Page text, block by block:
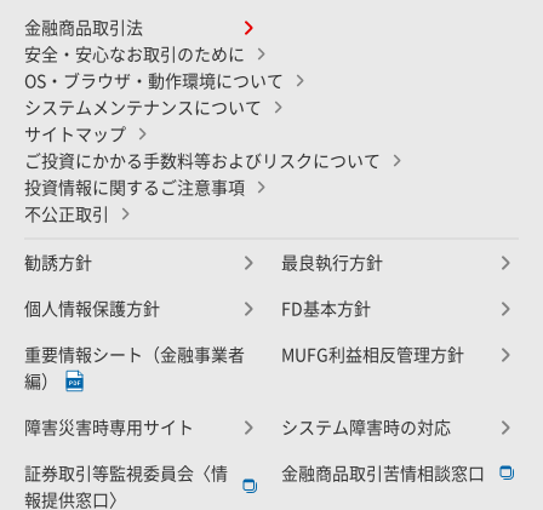
金融商品取引法
安全・安心なお取引のために
OS・ブラウザ・動作環境について
システムメンテナンスについて
サイトマップ
ご投資にかかる手数料等およびリスクについて
投資情報に関するご注意事項
不公正取引
勧誘方針 最良執行方針
個人情報保護方針 FD基本方針
重要情報シート（金融事業者
編）
MUFG利益相反管理方針
障害災害時専用サイト システム障害時の対応
証券取引等監視委員会〈情
報提供窓口〉
金融商品取引苦情相談窓口